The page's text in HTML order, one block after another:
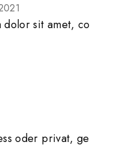
dolor sit amet, co
oder privat, ge